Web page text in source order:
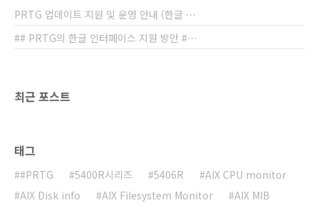
PRTG 업데이트 지원 및 운영 안내 (한글 ⋯
## PRTG의 한글 인터페이스 지원 방안 #⋯
최근 포스트
태그
#PRTG 5400R시리즈 5406R
AIX CPU monitor
AIX Disk info
AIX Filesystem Monitor
AIX MIB